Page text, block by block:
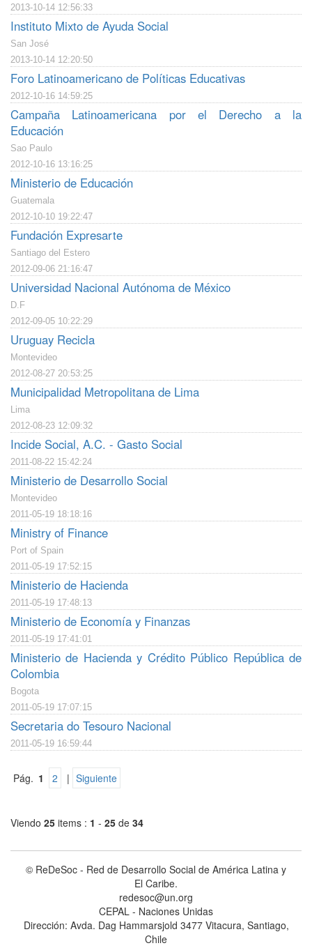
2013-10-14 12:56:33
Instituto Mixto de Ayuda Social
San José
2013-10-14 12:20:50
Foro Latinoamericano de Políticas Educativas
2012-10-16 14:59:25
Campaña Latinoamericana por el Derecho a la
Educación
Sao Paulo
2012-10-16 13:16:25
Ministerio de Educación
Guatemala
2012-10-10 19:22:47
Fundación Expresarte
Santiago del Estero
2012-09-06 21:16:47
Universidad Nacional Autónoma de México
D.F
2012-09-05 10:22:29
Uruguay Recicla
Montevideo
2012-08-27 20:53:25
Municipalidad Metropolitana de Lima
Lima
2012-08-23 12:09:32
Incide Social, A.C. - Gasto Social
2011-08-22 15:42:24
Ministerio de Desarrollo Social
Montevideo
2011-05-19 18:18:16
Ministry of Finance
Port of Spain
2011-05-19 17:52:15
Ministerio de Hacienda
2011-05-19 17:48:13
Ministerio de Economía y Finanzas
2011-05-19 17:41:01
Ministerio de Hacienda y Crédito Público República de
Colombia
Bogota
2011-05-19 17:07:15
Secretaria do Tesouro Nacional
2011-05-19 16:59:44
Pág. 1 2 | Siguiente
Viendo 25 items : 1 - 25 de 34
© ReDeSoc - Red de Desarrollo Social de América Latina y
El Caribe.
redesoc@un.org
CEPAL - Naciones Unidas
Dirección: Avda. Dag Hammarsjold 3477 Vitacura, Santiago,
Chile